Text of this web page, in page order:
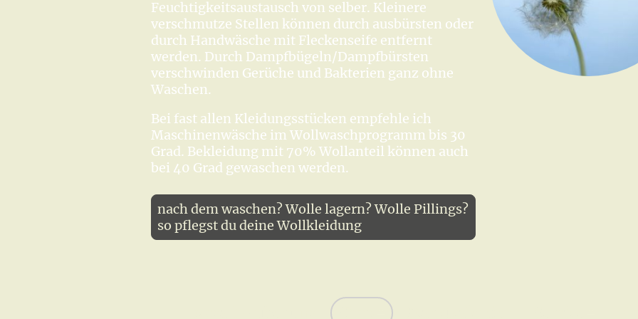
Feuchtigkeitsaustausch von selber. Kleinere
verschmutze Stellen können durch ausbürsten oder
durch Handwäsche mit Fleckenseife entfernt
werden. Durch Dampfbügeln/Dampfbürsten
verschwinden Gerüche und Bakterien ganz ohne
Waschen.
Bei fast allen Kleidungsstücken empfehle ich
Maschinenwäsche im Wollwaschprogramm bis 30
Grad. Bekleidung mit 70% Wollanteil können auch
bei 40 Grad gewaschen werden.
nach dem waschen? Wolle lagern? Wolle Pillings?
so pflegst du deine Wollkleidung